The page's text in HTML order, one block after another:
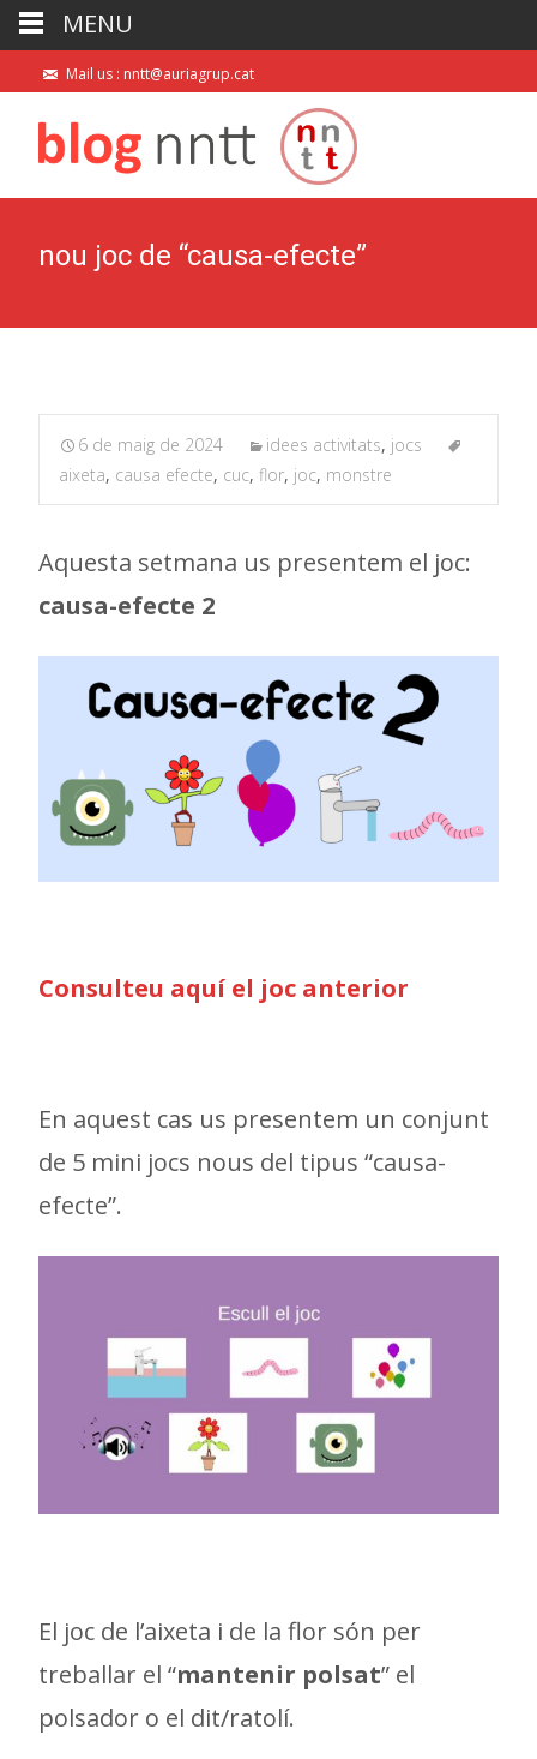
Mail us : nntt@auriagrup.cat
nou joc de “causa-efecte”
6 de maig de 2024 idees activitats, jocs
aixeta, causa efecte, cuc, flor, joc, monstre
Aquesta setmana us presentem el joc:
causa-efecte 2
Consulteu aquí el joc anterior
En aquest cas us presentem un conjunt
de 5 mini jocs nous del tipus “causa-
efecte”.
El joc de l’aixeta i de la flor són per
treballar el “mantenir polsat” el
polsador o el dit/ratolí.
MENU